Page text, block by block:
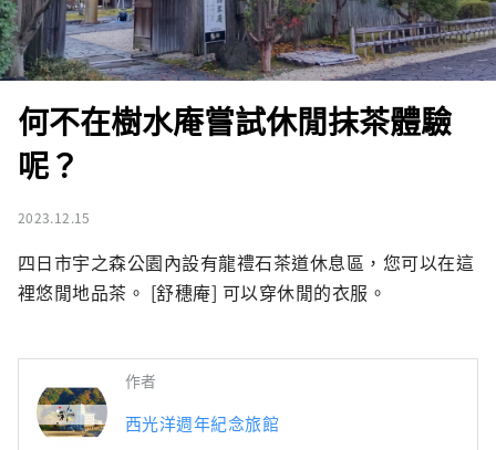
何不在樹水庵嘗試休閒抹茶體驗
呢？
2023.12.15
四日市宇之森公園內設有龍禮石茶道休息區，您可以在這
裡悠閒地品茶。 [舒穗庵] 可以穿休閒的衣服。
作者
西光洋週年紀念旅館